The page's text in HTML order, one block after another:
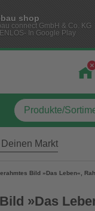
shop
connect GmbH & Co. KG
In Google Play
Markt
Bild »Das Leben«,
»Das